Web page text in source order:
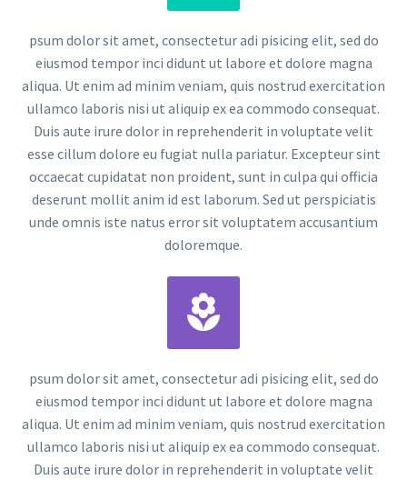
psum dolor sit amet, consectetur adi pisicing elit, sed do
eiusmod tempor inci didunt ut labore et dolore magna
aliqua. Ut enim ad minim veniam, quis nostrud exercitation
ullamco laboris nisi ut aliquip ex ea commodo consequat.
Duis aute irure dolor in reprehenderit in voluptate velit
esse cillum dolore eu fugiat nulla pariatur. Excepteur sint
occaecat cupidatat non proident, sunt in culpa qui officia
deserunt mollit anim id est laborum. Sed ut perspiciatis
unde omnis iste natus error sit voluptatem accusantium
doloremque.


psum dolor sit amet, consectetur adi pisicing elit, sed do
eiusmod tempor inci didunt ut labore et dolore magna
aliqua. Ut enim ad minim veniam, quis nostrud exercitation
ullamco laboris nisi ut aliquip ex ea commodo consequat.
Duis aute irure dolor in reprehenderit in voluptate velit